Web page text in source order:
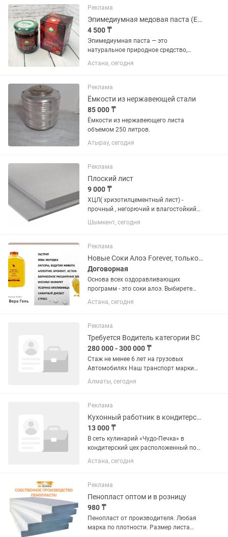
этой фотобумаге вы...
Реклама
Эпимедиумная медовая паста (Epimedyumlu Macun) Themra
4 500 ₸
Эпимедиумная паста — это
натуральное природное средство,
обладающее комплексным
воздействием на организм мужчин и
тестостерона у мужчин и эстрогена у
женщин, что...
Астана, сегодня
Реклама
Ёмкости из нержавеющей стали
85 000 ₸
Ёмкости из нержавеющего листа
объемом 250 литров.
Атырау, сегодня
Реклама
Плоский лист
9 000 ₸
ХЦЛ( хризотилцементный лист) -
прочный , негорючий и влагостойкий
строительный материал! Фасад,
кровля, перегородки
Шымкент, сегодня
Реклама
Новые Соки Алоэ Forever, только со склада
Договорная
Основа всех оздоравливающих
программ - это соки алоэ. Выбирете
свой любимый фреш! 1. Сок алоэ -
чистый фреш сок из листьев алоэ
оздоравливает, поднимает...
Астана, сегодня
Реклама
Требуется Водитель категории ВС
280 000 - 300 000 ₸
Стаж не менее 6 лет на грузовых
Автомобилях Наш транспорт марки
Фольксваген ЛТ 55.г.в.90 годов
Грузоподъемностью От 1.5 до 3 тонн
Заполнение путевых листов и...
Алматы, сегодня
Реклама
Кухонный работник в кондитерский цех
13 000 ₸
В сеть кулинарий «Чудо-Печка» в
кондитерский цех расположенный по
адресу: ул.Желтоксан 22/5, требуется
Кухонный работник Требования: - опыт
аналогичной должности от 1...
Астана, сегодня
Реклама
Пенопласт оптом и в розницу
980 ₸
Пенопласт от производителя. Любая
марка по плотности. Размер листа